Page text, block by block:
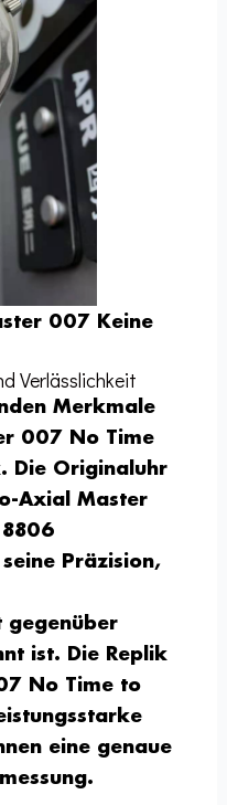
007 Keine
Verlässlichkeit
Merkmale
007 No Time
Die Originaluhr
Axial Master
Präzision,
gegenüber
ist. Die Replik
No Time to
eine genaue